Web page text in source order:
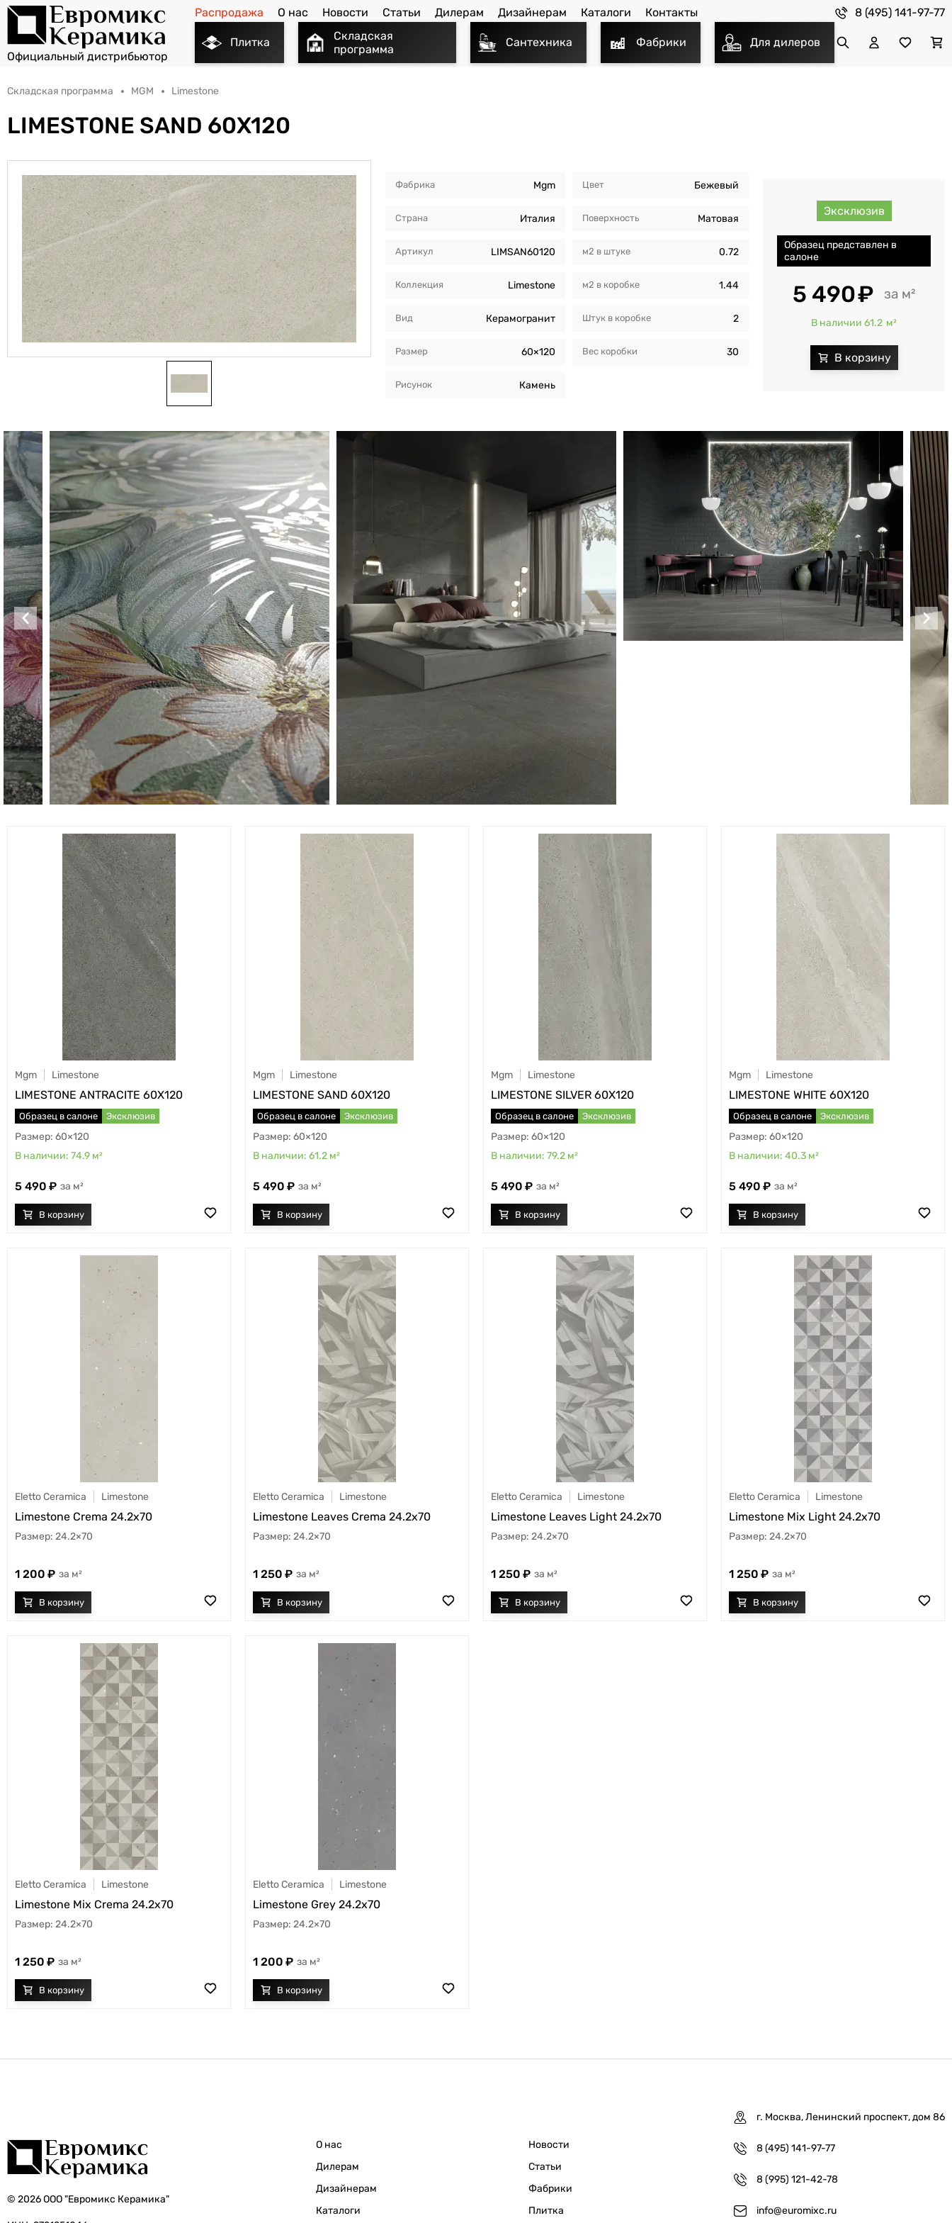
Распродажа О нас Новости Статьи Дилерам Дизайнерам Каталоги Контакты 8 (495) 141-97-77
Плитка
Складская
программа
Сантехника Фабрики Для дилеров
Складская программа MGM Limestone
LIMESTONE SAND 60X120
Фабрика Mgm
Страна Италия
Артикул LIMSAN60120
Коллекция Limestone
Вид Керамогранит
Размер 60×120
Рисунок Камень
Цвет Бежевый
Поверхность Матовая
м2 в штуке 0.72
м2 в коробкe 1.44
Штук в коробкe 2
Вес коробки 30
Эксклюзив
Образец представлен в
салоне
5 490 м²
В наличии 61.2 м²
Mgm Limestone
LIMESTONE ANTRACITE 60X120
Образец в салоне Эксклюзив
60×120
74.9 м²
5 490 м²
Mgm Limestone
LIMESTONE SAND 60X120
Образец в салоне Эксклюзив
60×120
61.2 м²
5 490 м²
Mgm Limestone
LIMESTONE SILVER 60X120
Образец в салоне Эксклюзив
60×120
79.2 м²
5 490 м²
Mgm Limestone
LIMESTONE WHITE 60X120
Образец в салоне Эксклюзив
60×120
40.3 м²
5 490 м²
Eletto Ceramica Limestone
Limestone Crema 24.2x70
24.2×70
1 200 м²
Eletto Ceramica Limestone
Limestone Leaves Crema 24.2x70
24.2×70
1 250 м²
Eletto Ceramica Limestone
Limestone Leaves Light 24.2x70
24.2×70
1 250 м²
Eletto Ceramica Limestone
Limestone Mix Light 24.2x70
24.2×70
1 250 м²
Eletto Ceramica Limestone
Limestone Mix Crema 24.2x70
24.2×70
1 250 м²
Eletto Ceramica Limestone
Limestone Grey 24.2x70
24.2×70
1 200 м²
© 2026 ООО "Евромикс Керамика"
О нас
Дилерам
Дизайнерам
Каталоги
Новости
Статьи
Фабрики
Плитка
г. Москва, Ленинский проспект, дом 86
8 (495) 141-97-77
8 (995) 121-42-78
info@euromixc.ru